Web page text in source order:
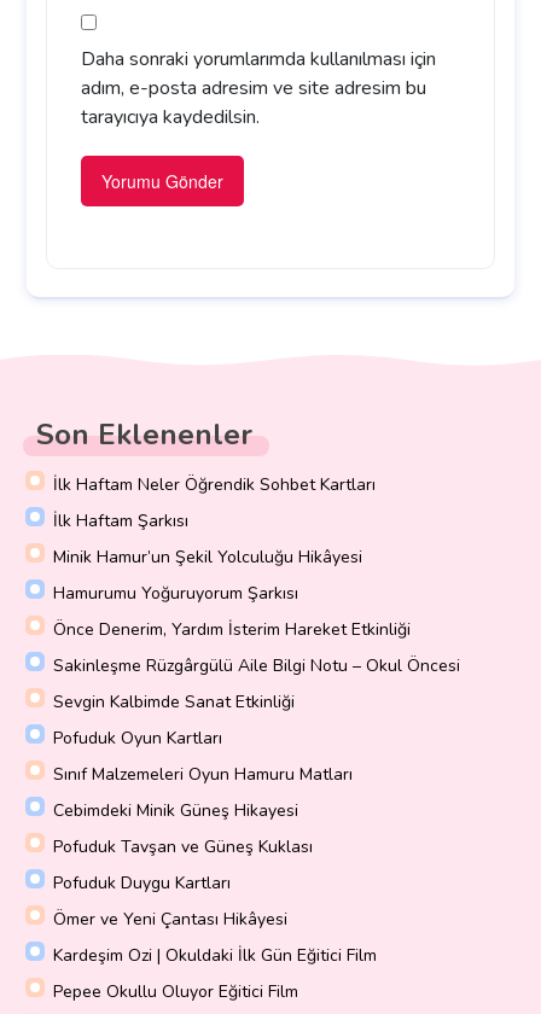
Daha sonraki yorumlarımda kullanılması için
adım, e-posta adresim ve site adresim bu
tarayıcıya kaydedilsin.
Son Eklenenler
İlk Haftam Neler Öğrendik Sohbet Kartları
İlk Haftam Şarkısı
Minik Hamur’un Şekil Yolculuğu Hikâyesi
Hamurumu Yoğuruyorum Şarkısı
Önce Denerim, Yardım İsterim Hareket Etkinliği
Sakinleşme Rüzgârgülü Aile Bilgi Notu – Okul Öncesi
Sevgin Kalbimde Sanat Etkinliği
Pofuduk Oyun Kartları
Sınıf Malzemeleri Oyun Hamuru Matları
Cebimdeki Minik Güneş Hikayesi
Pofuduk Tavşan ve Güneş Kuklası
Pofuduk Duygu Kartları
Ömer ve Yeni Çantası Hikâyesi
Kardeşim Ozi | Okuldaki İlk Gün Eğitici Film
Pepee Okullu Oluyor Eğitici Film